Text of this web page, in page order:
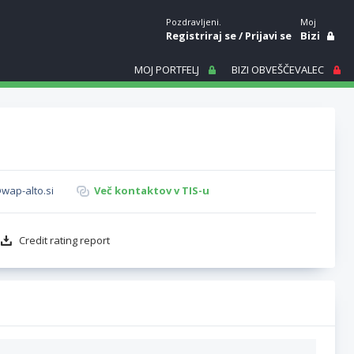
Pozdravljeni.
Registriraj se/Prijavi se
Moj
Bizi
MOJ PORTFELJ BIZI OBVEŠČEVALEC
alto.si Več kontaktov v TIS-u
Credit rating report